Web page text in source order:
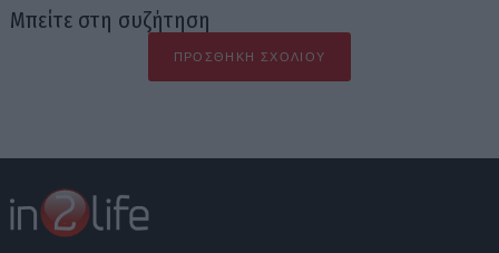
Μπείτε στη συζήτηση
ΠΡΟΣΘΉΚΗ ΣΧΟΛΊΟΥ